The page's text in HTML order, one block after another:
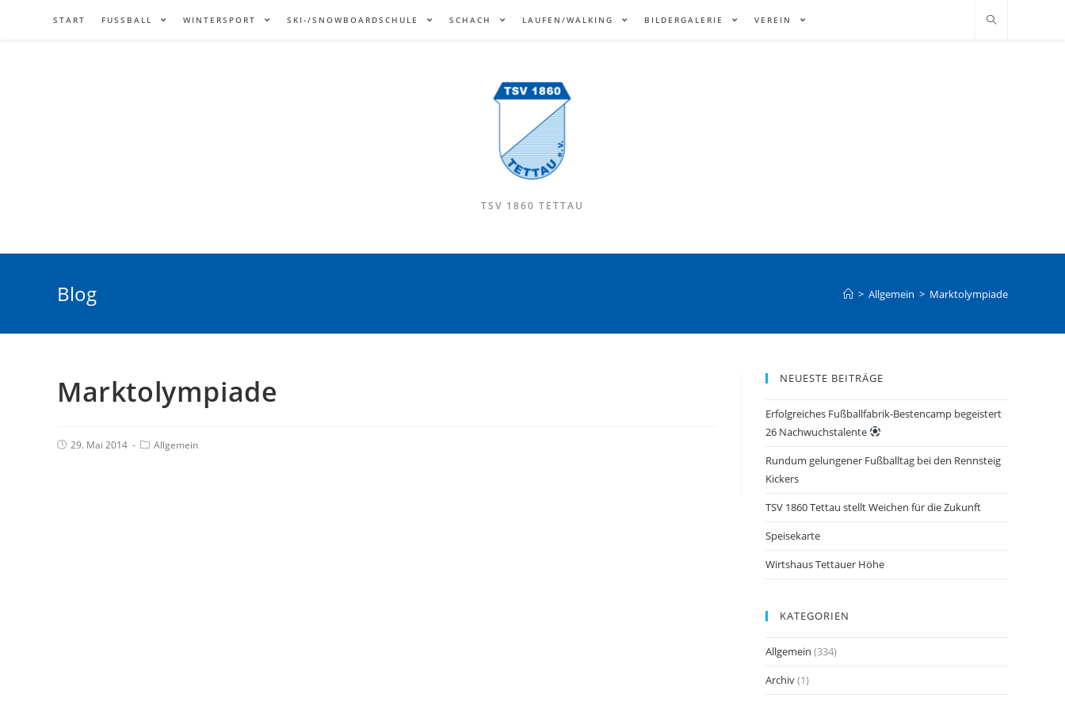
START FUSSBALL WINTERSPORT SKI-/SNOWBOARDSCHULE SCHACH LAUFEN/WALKING BILDERGALERIE VEREIN
TSV 1860 TETTAU
Blog > Allgemein > Marktolympiade
Marktolympiade
29. Mai 2014 Allgemein
NEUESTE BEITRÄGE
Erfolgreiches Fußballfabrik-Bestencamp begeistert
26 Nachwuchstalente
Rundum gelungener Fußballtag bei den Rennsteig
Kickers
TSV 1860 Tettau stellt Weichen für die Zukunft
Speisekarte
Wirtshaus Tettauer Höhe
KATEGORIEN
Allgemein (334)
Archiv(1)